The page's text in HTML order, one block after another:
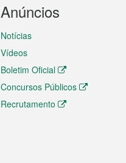
Anúncios
Notícias
Vídeos
Boletim Oficial
Concursos Públicos
Recrutamento